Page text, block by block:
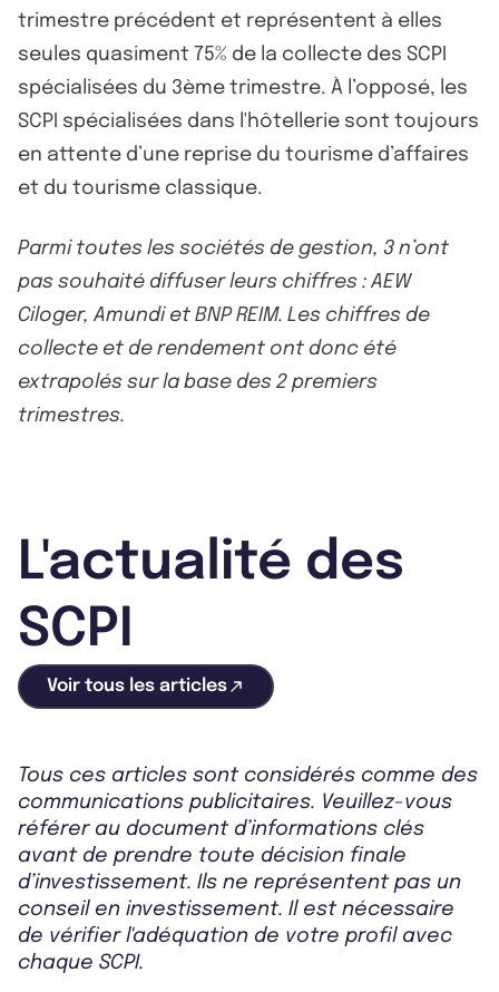
trimestre précédent et représentent à elles
seules quasiment 75% de la collecte des SCPI
spécialisées du 3ème trimestre. À l’opposé, les
SCPI spécialisées dans l'hôtellerie sont toujours
en attente d’une reprise du tourisme d’affaires
et du tourisme classique.
Parmi toutes les sociétés de gestion, 3 n’ont
pas souhaité diffuser leurs chiffres : AEW
Ciloger, Amundi et BNP REIM. Les chiffres de
collecte et de rendement ont donc été
extrapolés sur la base des 2 premiers
trimestres.
L'actualité des
SCPI
Voir tous les articles
Tous ces articles sont considérés comme des
communications publicitaires. Veuillez-vous
référer au document d’informations clés
avant de prendre toute décision finale
d’investissement. Ils ne représentent pas un
conseil en investissement. Il est nécessaire
de vérifier l'adéquation de votre profil avec
chaque SCPI.